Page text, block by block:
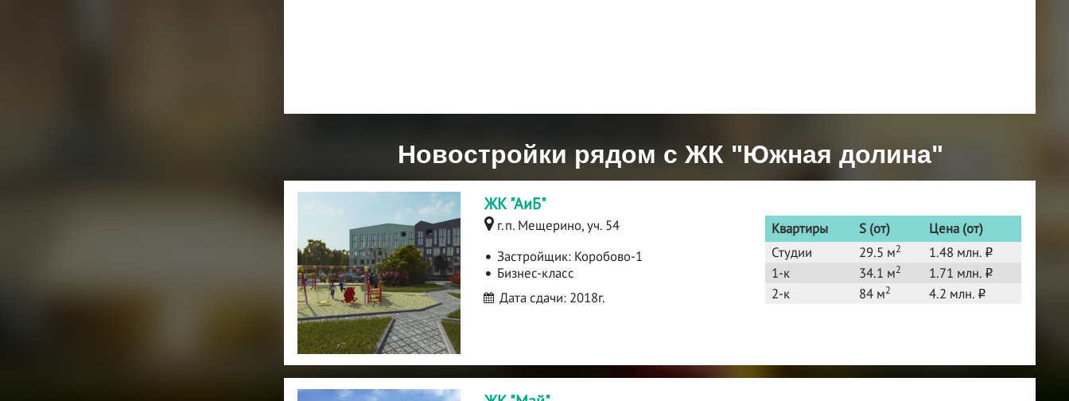
Новостройки рядом с ЖК "Южная долина"
ЖК "АиБ"
г.п. Мещерино, уч. 54
Застройщик: Коробово-1
Бизнес-класс
Дата сдачи: 2018г.
Квартиры S (от)
Цена (от)
Студии
29.5 м2 1.48 млн. o
1-к 34.1 м2 1.71 млн. o
2-к 84 м2 4.2 млн. o